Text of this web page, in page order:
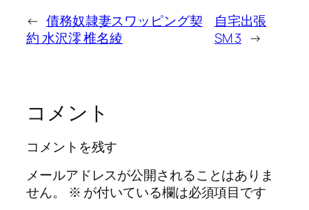
← 債務奴隷妻スワッピング契
約 水沢澪 椎名綾
自宅出張
SM 3 →
コメント
コメントを残す
メールアドレスが公開されることはありま
せん。
※ が付いている欄は必須項目です